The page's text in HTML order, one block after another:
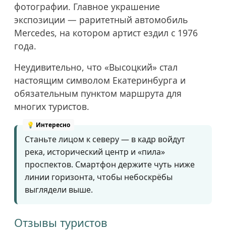
фотографии. Главное украшение
экспозиции — раритетный автомобиль
Mercedes, на котором артист ездил с 1976
года.
Неудивительно, что «Высоцкий» стал
настоящим символом Екатеринбурга и
обязательным пунктом маршрута для
многих туристов.
Станьте лицом к северу — в кадр войдут
река, исторический центр и «пила»
проспектов. Смартфон держите чуть ниже
линии горизонта, чтобы небоскрёбы
выглядели выше.
Отзывы туристов